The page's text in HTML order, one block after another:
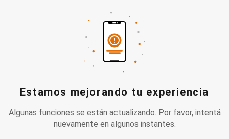
Estamos mejorando tu experiencia
Algunas funciones se están actualizando. Por favor, intentá
nuevamente en algunos instantes.